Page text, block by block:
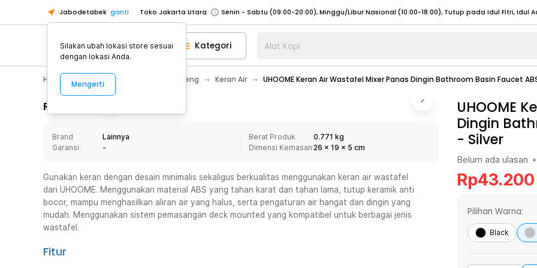
Jabodetabek ganti Toko Jakarta Utara
Toko Tangerang
Toko Cikupa
Pick n Go Jakarta Barat
Senin - Jumat (07:00 - 20:00), Sabtu - Minggu (08:00 - 20:00), Tutup pada Idul Fitri
Pick n Go Bekasi
Senin - Jumat (08:00 - 20:00), Sabtu - Minggu/ Libur Nasional (08:00 - 17:00) Selengkapnya
Senin - Jumat (08:00 - 20:00), Sabtu - Minggu/ Libur Nasional (08:00 - 17:00) Selengkapnya
Senin - Sabtu (09:00-20:00), Minggu/Libur Nasional (12:00-20:00), Tutup pada Idul Fitri
Senin - Sabtu (09:00-20:00), Minggu/Libur Nasional (12:00-20:00), Tutup pada Idul Fitri
Toko Tangerang
Toko Cikupa
Pick n Go Jakarta Barat
Senin - Jumat (07:00 - 20:00), Sabtu - Minggu (08:00 - 20:00), Tutup pada Idul Fitri
Senin - Jumat (08:00 - 20:00), Sabtu - Minggu/ Libur Nasional (08:00 - 17:00) Selengkapnya
Kategori Alat Kopi
Home Appliance Perlengkapan Ledeng Keran Air UHOOME Keran Air Wastafel Mixer Panas Dingin Bathroom Basin Faucet
Rincian Produk
Brand
Lainnya
Garansi
-
Berat Produk
0.771 kg
Dimensi Kemasan 26 x 19 x 5 cm
Gunakan keran dengan desain minimalis sekaligus berkualitas menggunakan keran air wastafel
dari UHOOME. Menggunakan material ABS yang tahan karat dan tahan lama, tutup keramik anti
bocor, mampu menghasilkan aliran air yang halus, serta pengaturan air hangat dan dingin yang
mudah. Menggunakan sistem pemasangan deck mounted yang kompatibel untuk berbagai jenis
wastafel.
Fitur
UHOOME
Dingin
- Silver
Belum ada ulasan •
Rp43.200
Pilihan Warna:
Black
Silakan ubah lokasi store sesuai
dengan lokasi Anda.
Mengerti